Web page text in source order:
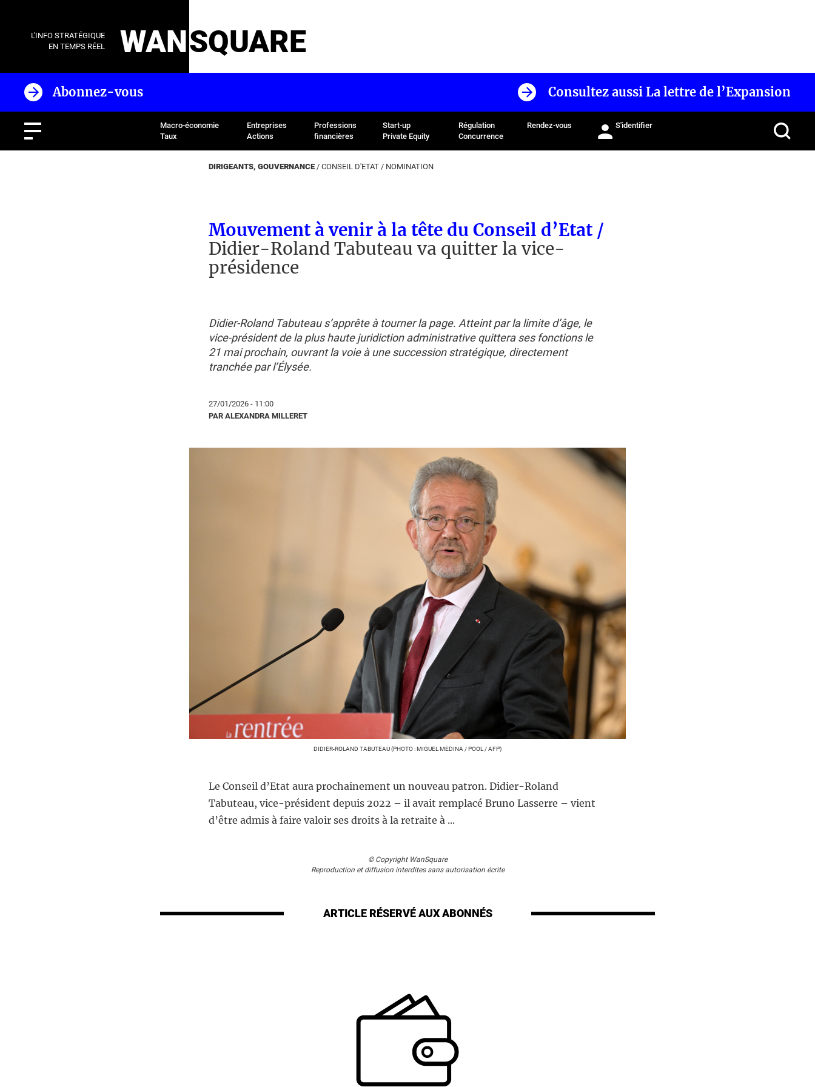
L'INFO STRATÉGIQUE
EN TEMPS RÉEL
WANSQUARE
Abonnez-vous Consultez aussi La lettre de l’Expansion
Macro-économie
Taux
Entreprises
Actions
Professions
financières
Start-up
Private Equity
Régulation
Concurrence
Rendez-vous S'identifier
DIRIGEANTS, GOUVERNANCE / CONSEIL D'ETAT / NOMINATION
Mouvement à venir à la tête du Conseil d’Etat /
Didier-Roland Tabuteau va quitter la vice-
présidence
Didier-Roland Tabuteau s’apprête à tourner la page. Atteint par la limite d’âge, le
vice-président de la plus haute juridiction administrative quittera ses fonctions le
21 mai prochain, ouvrant la voie à une succession stratégique, directement
tranchée par l’Élysée.
27/01/2026 - 11:00
PAR ALEXANDRA MILLERET
DIDIER-ROLAND TABUTEAU (PHOTO : MIGUEL MEDINA / POOL / AFP)
Le Conseil d’Etat aura prochainement un nouveau patron. Didier-Roland
Tabuteau, vice-président depuis 2022 – il avait remplacé Bruno Lasserre – vient
d’être admis à faire valoir ses droits à la retraite à ...
© Copyright WanSquare
Reproduction et diffusion interdites sans autorisation écrite
ARTICLE RÉSERVÉAUX ABONNÉS